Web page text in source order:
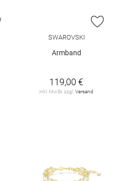
ZUR WUNSCHLISTE HINZUFÜGEN
ZUR
SWAROVSKI
Armband
119,00 €
inkl. MwSt. zzgl. Versand